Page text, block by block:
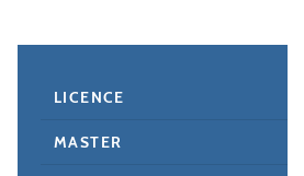
LICENCE
MASTER